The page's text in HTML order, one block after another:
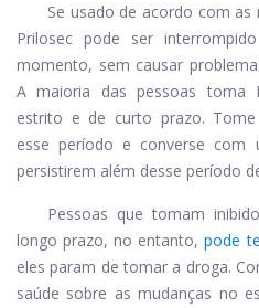
Se usado de acordo com
Prilosec pode ser
momento, sem causar
A maioria das pessoas toma
estrito e de curto prazo. Tome
esse período e converse com
persistirem além desse período
Pessoas que tomam
longo prazo, no entanto, pode
eles param de tomar a droga.
saúde sobre as mudanças no